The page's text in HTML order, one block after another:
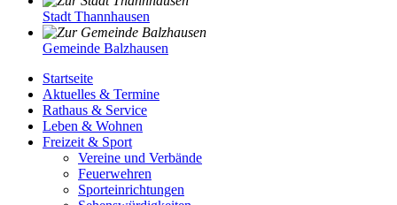
Stadt Thannhausen
Gemeinde Balzhausen
Startseite
Aktuelles & Termine
Rathaus & Service
Leben & Wohnen
Freizeit & Sport
Vereine und Verbände
Feuerwehren
Sporteinrichtungen